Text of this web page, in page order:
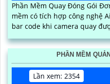
Phần Mềm Quay Đóng Gói
mềm có tích hợp công nghệ
bar code khi camera quay
PHẦN MỀM
Lần xem: 2354